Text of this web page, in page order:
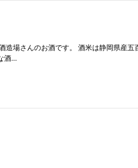
場さんのお酒です。 酒米は静岡県産
酒…